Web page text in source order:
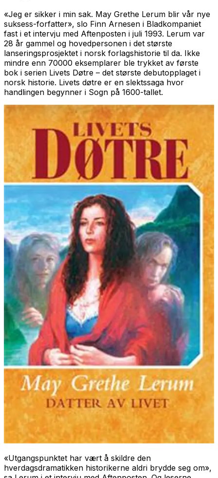
«Jeg er sikker i min sak. May Grethe Lerum blir vår nye
suksess-forfatter», slo Finn Arnesen i Bladkompaniet
fast i et intervju med Aftenposten i juli 1993. Lerum var
28 år gammel og hovedpersonen i det største
lanseringsprosjektet i norsk forlagshistorie til da. Ikke
mindre enn 70000 eksemplarer ble trykket av første
bok i serien Livets Døtre – det største debutopplaget i
norsk historie. Livets døtre er en slektssaga hvor
handlingen begynner i Sogn på 1600-tallet.
«Utgangspunktet har vært å skildre den
hverdagsdramatikken historikerne aldri brydde seg om»,